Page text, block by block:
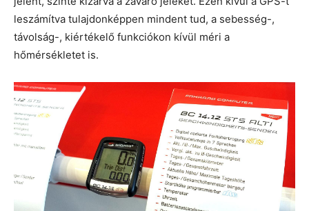
leszámítva tulajdonképpen mindent tud, a sebesség-,
távolság-, kiértékelő funkciókon kívül méri a
hőmérsékletet is.